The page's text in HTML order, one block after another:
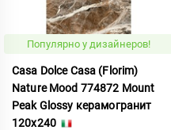
Популярно у дизайнеров!
Casa Dolce Casa (Florim)
Nature Mood 774872 Mount
Peak Glossy керамогранит
120x240